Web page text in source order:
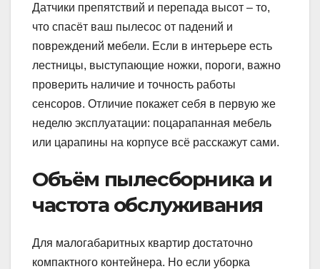
Датчики препятствий и перепада высот – то,
что спасёт ваш пылесос от падений и
повреждений мебели. Если в интерьере есть
лестницы, выступающие ножки, пороги, важно
проверить наличие и точность работы
сенсоров. Отличие покажет себя в первую же
неделю эксплуатации: поцарапанная мебель
или царапины на корпусе всё расскажут сами.
Объём пылесборника и
частота обслуживания
Для малогабаритных квартир достаточно
компактного контейнера. Но если уборка